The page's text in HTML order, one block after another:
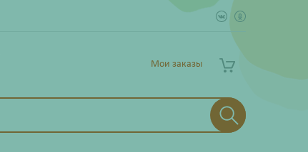
Мои заказы